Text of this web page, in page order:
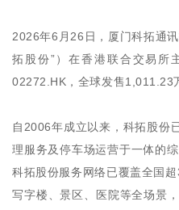
2026年6月26日，厦门科拓通
拓股份”）在香港联合交易所
02272.HK，全球发售1,011.23
自2006年成立以来，科拓股份
理服务及停车场运营于一体的
科拓股份服务网络已覆盖全国
写字楼、景区、医院等全场景